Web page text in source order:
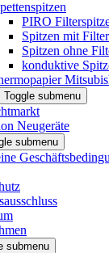
PIRO
Spitzen mit Filter
Spitzen ohne
konduktive
Toggle submenu
Neugeräte
submenu
submenu